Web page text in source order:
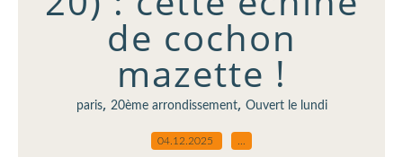
de cochon
mazette !
paris, 20ème arrondissement, Ouvert le lundi
04.12.2025